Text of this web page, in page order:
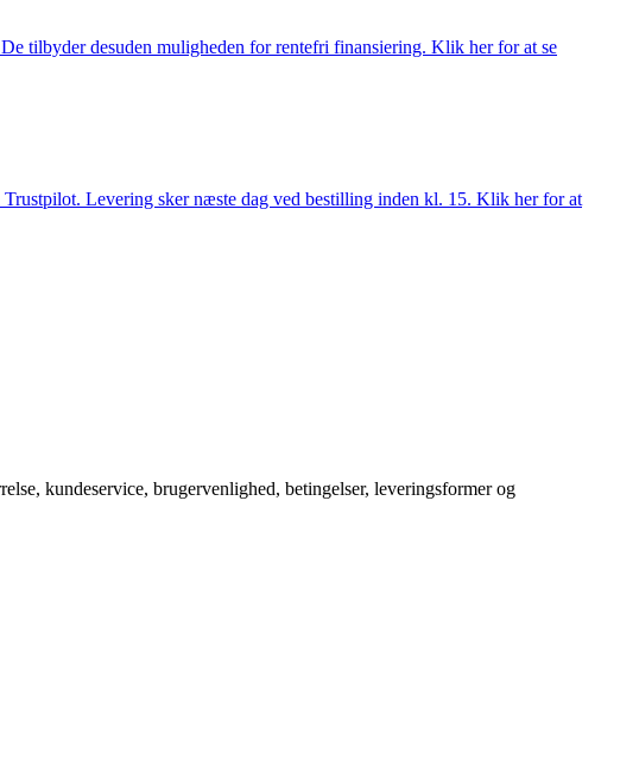
tilbyder desuden muligheden for rentefri finansiering. Klik her for at se
Levering sker næste dag ved bestilling inden kl. 15. Klik her for at
kundeservice, brugervenlighed, betingelser, leveringsformer og